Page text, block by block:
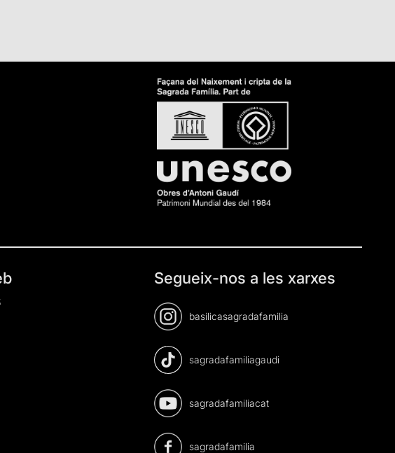
Segueix-nos a les xarxes
basilicasagradafamilia
sagradafamiliagaudi
sagradafamiliacat
sagradafamilia